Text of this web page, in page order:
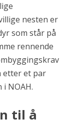
nesten er
som står på
rennende
etter et par
NOAH.
til å